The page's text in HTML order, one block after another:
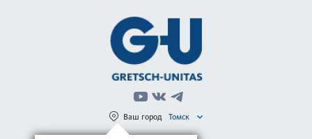
Ваш город Томск